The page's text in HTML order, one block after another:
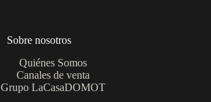
Sobre nosotros
Quiénes Somos
Canales de venta
Grupo LaCasaDOMOT